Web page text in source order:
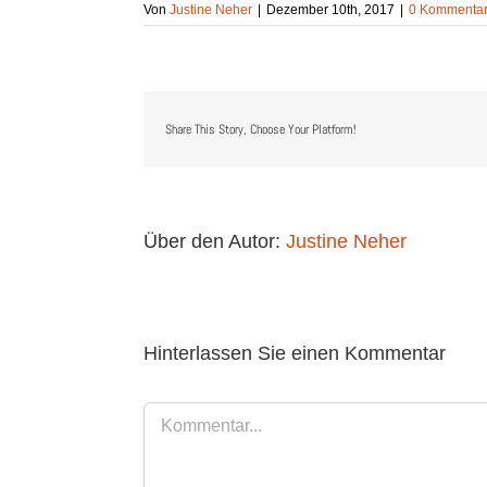
Von Justine Neher Dezember 10th, 2017 0
Share This Story, Choose Your Platform!
Über den Autor: Justine Neher
Hinterlassen Sie einen Kommentar